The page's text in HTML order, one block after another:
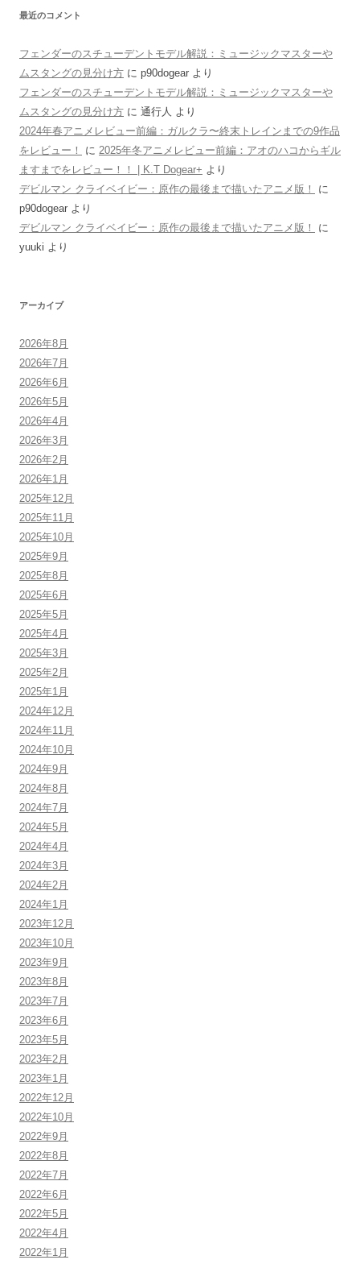
最近のコメント
フェンダーのスチューデントモデル解説：ミュージックマスターや
ムスタングの見分け方 に p90dogear より
フェンダーのスチューデントモデル解説：ミュージックマスターや
ムスタングの見分け方 に 通行人 より
2024年春アニメレビュー前編：ガルクラ〜終末トレインまでの9作品
をレビュー！
に 2025年冬アニメレビュー前編：アオのハコからギル
ますまでをレビュー！！ | K.T Dogear+ より
デビルマン クライベイビー：原作の最後まで描いたアニメ版！
に
p90dogear より
デビルマン クライベイビー：原作の最後まで描いたアニメ版！
に
yuuki より
アーカイブ
2026年8月
2026年7月
2026年6月
2026年5月
2026年4月
2026年3月
2026年2月
2026年1月
2025年12月
2025年11月
2025年10月
2025年9月
2025年8月
2025年6月
2025年5月
2025年4月
2025年3月
2025年2月
2025年1月
2024年12月
2024年11月
2024年10月
2024年9月
2024年8月
2024年7月
2024年5月
2024年4月
2024年3月
2024年2月
2024年1月
2023年12月
2023年10月
2023年9月
2023年8月
2023年7月
2023年6月
2023年5月
2023年2月
2023年1月
2022年12月
2022年10月
2022年9月
2022年8月
2022年7月
2022年6月
2022年5月
2022年4月
2022年1月